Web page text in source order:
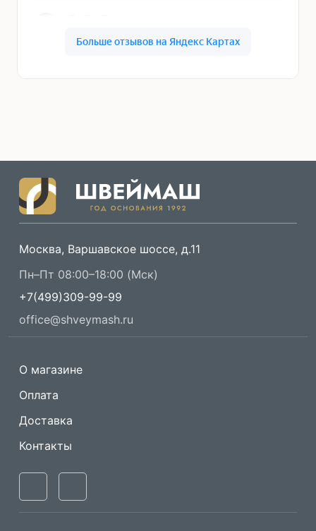
Москва, Варшавское шоссе, д.11
Пн–Пт 08:00–18:00 (Мск)
+7(499)309-99-99
office@shveymash.ru
О магазине
Оплата
Доставка
Контакты